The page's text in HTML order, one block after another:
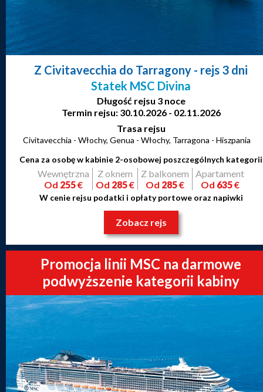
Z Civitavecchia do Tarragony - rejs 3 dni
Statek MSC Divina
Długość rejsu 3 noce
Termin rejsu: 30.10.2026 - 02.11.2026
Trasa rejsu
Civitavecchia - Włochy, Genua - Włochy, Tarragona - Hiszpania
Cena za osobę w kabinie 2-osobowej poszczególnych kategorii
Wewnętrzna
Od 255€
Z oknem
Od 285€
Z balkonem
Od 285€
Apartament
Od 635€
W cenie rejsu podatki i opłaty portowe oraz napiwki
Zobacz rejs
Promocja linii MSC na darmowe
podwyższenie kategorii kabiny